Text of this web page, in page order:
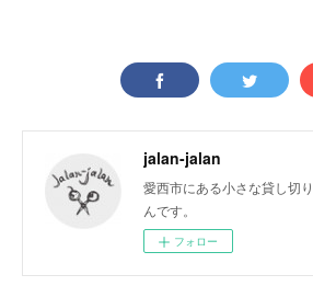
jalan-jalan
愛西市にある小さな貸し切
んです。
フォロー